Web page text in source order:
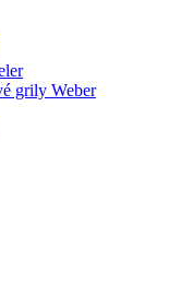
grily Weber